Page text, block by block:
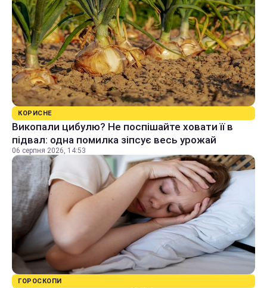
КОРИСНЕ
Викопали цибулю? Не поспішайте ховати її в
підвал: одна помилка зіпсує весь урожай
06 серпня 2026, 14:53
ГОРОСКОПИ